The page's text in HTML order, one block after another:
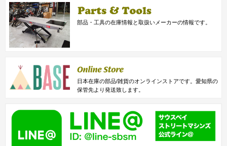
部品・工具の在庫情報と取扱いメーカーの情報です。
日本在庫の部品/雑貨のオンラインストアです。愛知県の
保管先より発送致します。